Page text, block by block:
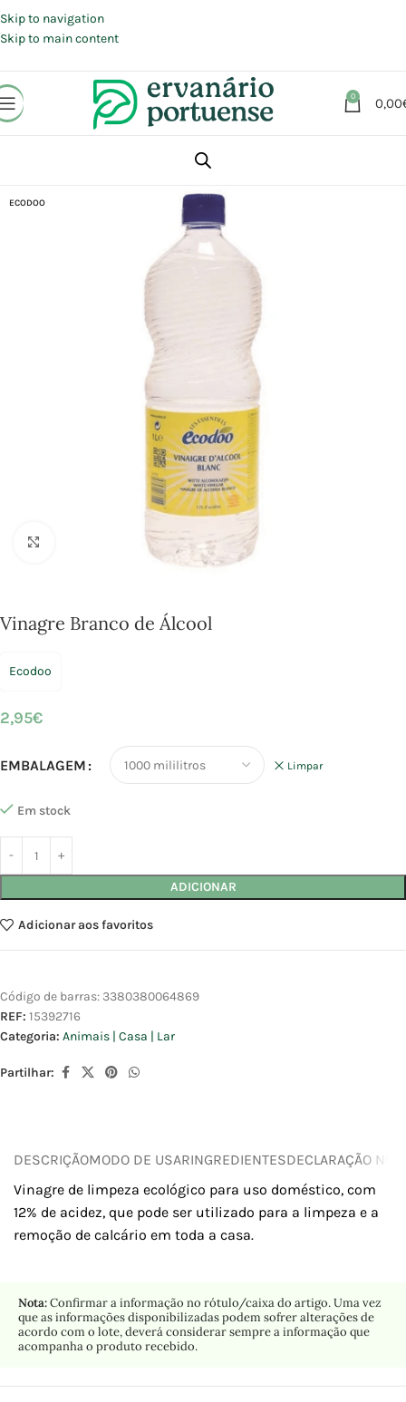
Skip to navigation
Skip to main content
0 0,00
Animais | Casa | Lar
ECODOO
Vinagre Branco de Álcool
Ecodoo
2,95€
EMBALAGEM Limpar
Em stock
ADICIONAR
Adicionar aos favoritos
Código de barras: 3380380064869
REF: 15392716
Categoria: Animais | Casa | Lar
Partilhar:
DESCRIÇÃOMODO DE USARINGREDIENTESDECLARAÇÃO
Vinagre de limpeza ecológico para uso doméstico, com
12% de acidez, que pode ser utilizado para a limpeza e a
remoção de calcário em toda a casa.
Nota:Confirmar a informação no rótulo/caixa do artigo. Uma vez
que as informações disponibilizadas podem sofrer alterações de
acordo com o lote, deverá considerar sempre a informação que
acompanha o produto recebido.